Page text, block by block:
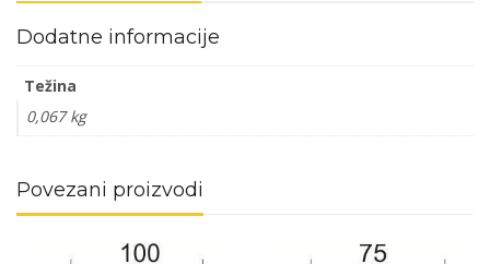
Dodatne informacije
Težina
0,067 kg
Povezani proizvodi